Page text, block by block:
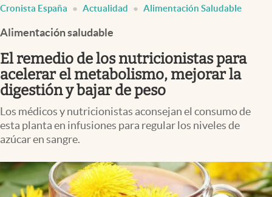
Colombia
España
Cronista España Actualidad Alimentación Saludable
Alimentación saludable
El remedio de los nutricionistas para
acelerar el metabolismo, mejorar la
digestión y bajar de peso
Los médicos y nutricionistas aconsejan el consumo de
esta planta en infusiones para regular los niveles de
azúcar en sangre.